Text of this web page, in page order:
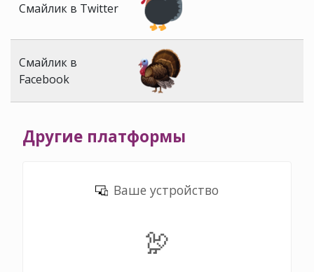
Смайлик в Twitter
Смайлик в
Facebook
Другие платформы
Ваше устройство
🦃